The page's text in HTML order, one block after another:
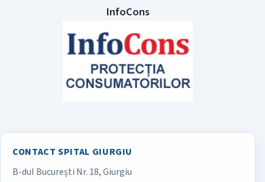
InfoCons
CONTACT SPITAL GIURGIU
Spitalul Județean de Urgență Giurgiu
B-dul București Nr. 18, Giurgiu